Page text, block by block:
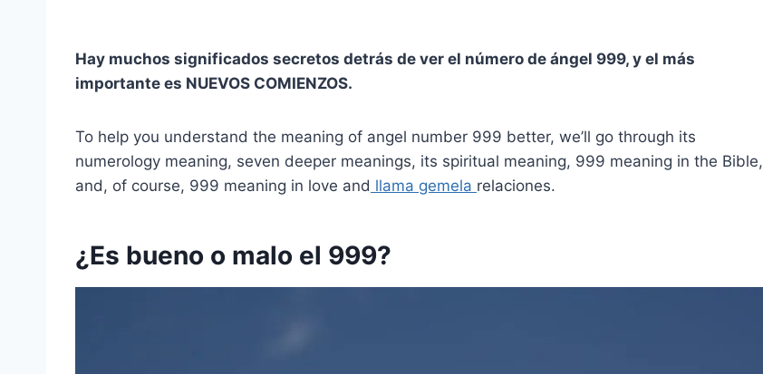
Hay muchos significados secretos detrás de ver el número de ángel 999, y el más
importante es NUEVOS COMIENZOS.
To help you understand the meaning of angel number 999 better, we’ll go through its
numerology meaning, seven deeper meanings, its spiritual meaning, 999 meaning in the Bible,
and, of course, 999 meaning in love and llama gemela relaciones.
¿Es bueno o malo el 999?